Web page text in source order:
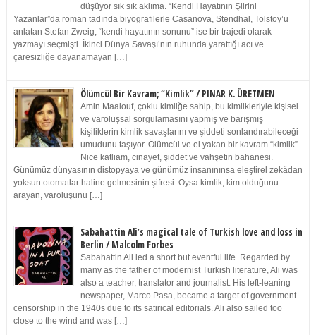
düşüyor sık sık aklıma. “Kendi Hayatının Şiirini
Yazanlar”da roman tadında biyografilerle Casanova, Stendhal, Tolstoy’u
anlatan Stefan Zweig, “kendi hayatının sonunu” ise bir trajedi olarak
yazmayı seçmişti. İkinci Dünya Savaşı’nın ruhunda yarattığı acı ve
çaresizliğe dayanamayan […]
Ölümcül Bir Kavram; “Kimlik” / PINAR K. ÜRETMEN
Amin Maalouf, çoklu kimliğe sahip, bu kimlikleriyle kişisel
ve varoluşsal sorgulamasını yapmış ve barışmış
kişiliklerin kimlik savaşlarını ve şiddeti sonlandırabileceği
umudunu taşıyor. Ölümcül ve el yakan bir kavram “kimlik”.
Nice katliam, cinayet, şiddet ve vahşetin bahanesi.
Günümüz dünyasının distopyaya ve günümüz insanınınsa eleştirel zekâdan
yoksun otomatlar haline gelmesinin şifresi. Oysa kimlik, kim olduğunu
arayan, varoluşunu […]
Sabahattin Ali’s magical tale of Turkish love and loss in
Berlin / Malcolm Forbes
Sabahattin Ali led a short but eventful life. Regarded by
many as the father of modernist Turkish literature, Ali was
also a teacher, translator and journalist. His left-leaning
newspaper, Marco Pasa, became a target of government
censorship in the 1940s due to its satirical editorials. Ali also sailed too
close to the wind and was […]